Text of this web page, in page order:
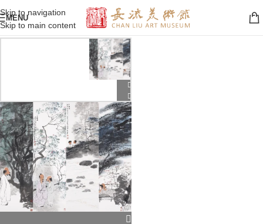
Skip to navigation
Skip to main content
MENU